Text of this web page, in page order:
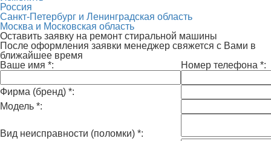
Россия
Санкт-Петербург и Ленинградская область
Москва и Московская область
Оставить заявку на ремонт стиральной машины
После оформления заявки менеджер свяжется с Вами в
ближайшее время
Ваше имя *: Номер телефона *:
Фирма (бренд) *:
Модель *:
Вид неисправности (поломки) *: